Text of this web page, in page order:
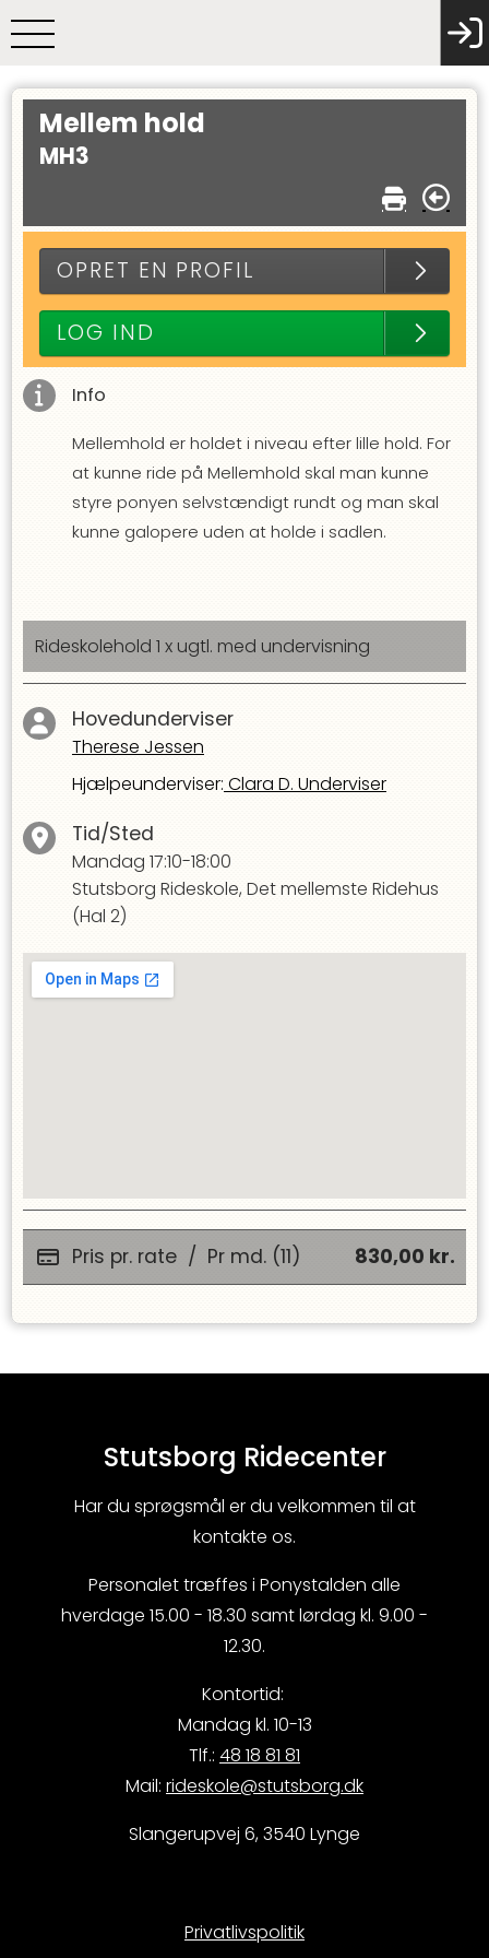
Mellem hold
MH3
OPRET EN PROFIL
LOG IND
Info
Mellemhold er holdet i niveau efter lille hold. For
at kunne ride på Mellemhold skal man kunne
styre ponyen selvstændigt rundt og man skal
kunne galopere uden at holde i sadlen.
Rideskolehold 1 x ugtl. med undervisning
Hovedunderviser
Therese Jessen
Hjælpeunderviser: Clara D. Underviser
Tid/Sted
Mandag 17:10-18:00
Stutsborg Rideskole, Det mellemste Ridehus
(Hal 2)
Pris pr. rate / Pr md. (11) 830,00 kr.
Stutsborg Ridecenter
Har du sprøgsmål er du velkommen til at
kontakte os.
Personalet træffes i Ponystalden alle
hverdage 15.00 - 18.30 samt lørdag kl. 9.00 -
12.30.
Kontortid:
Mandag kl. 10-13
Tlf.: 48 18 81 81
Mail: rideskole@stutsborg.dk
Slangerupvej 6, 3540 Lynge
Privatlivspolitik